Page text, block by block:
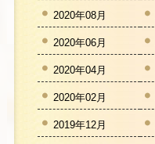
2020年08月
2020年06月
2020年04月
2020年02月
2019年12月